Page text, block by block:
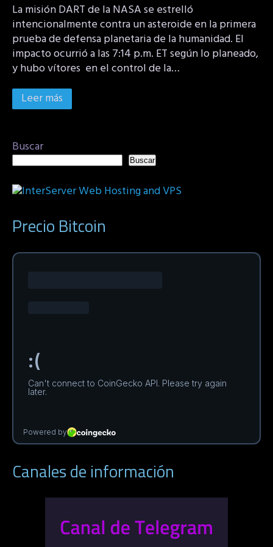
La misión DART de la NASA se estrelló
intencionalmente contra un asteroide en la primera
prueba de defensa planetaria de la humanidad. El
impacto ocurrió a las 7:14 p.m. ET según lo planeado,
y hubo vítores en el control de la…
Leer más
Buscar
Buscar
Precio Bitcoin
Canales de información